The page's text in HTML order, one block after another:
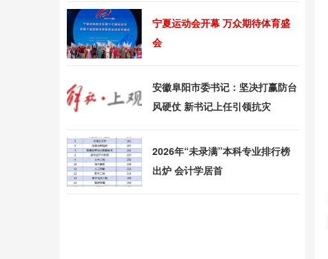
宁夏运动会开幕 万众期待体育盛
会
安徽阜阳市委书记：坚决打赢防台
风硬仗 新书记上任引领抗灾
2026年“未录满”本科专业排行榜
出炉 会计学居首